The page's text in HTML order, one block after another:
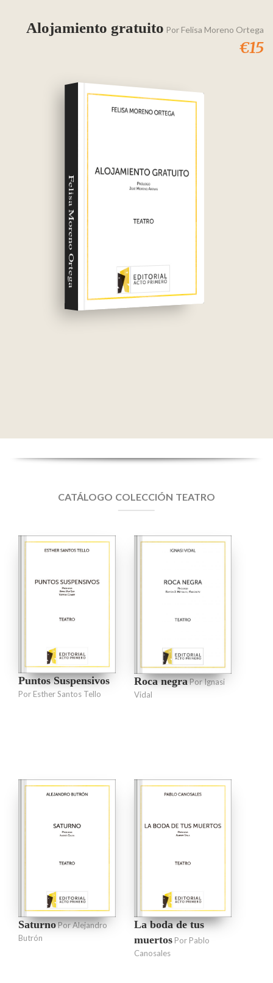
Alojamiento gratuito Por Felisa Moreno Ortega
€15
Felisa Moreno Ortega
CATÁLOGO COLECCIÓN TEATRO
Puntos Suspensivos
Por Esther Santos Tello
Roca negraPor Ignasi
Vidal
SaturnoPor Alejandro
Butrón
La boda de tus
muertos Por Pablo
Canosales